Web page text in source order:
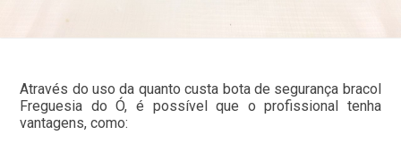
Através do uso da quanto custa bota de segurança bracol
Freguesia do Ó, é possível que o profissional tenha
vantagens, como: